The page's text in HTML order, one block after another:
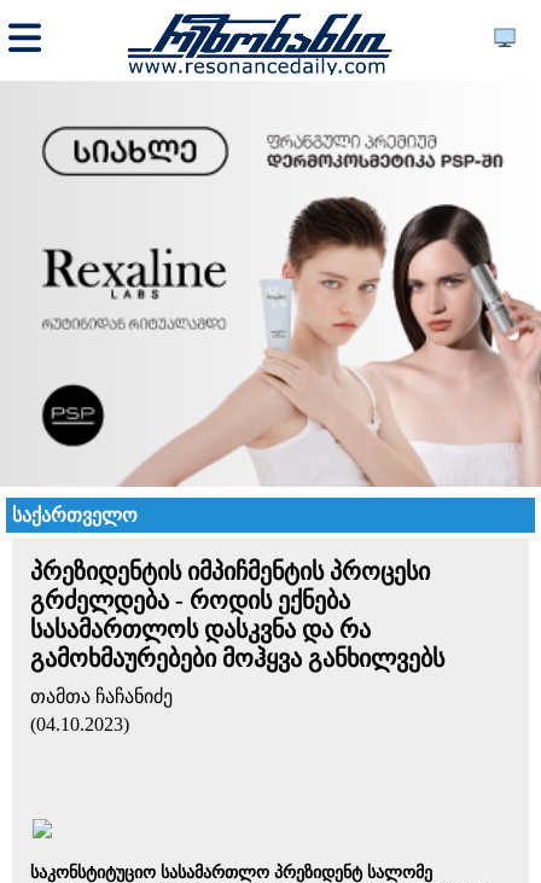
საქართველო
პრეზიდენტის იმპიჩმენტის პროცესი
გრძელდება - როდის ექნება
სასამართლოს დასკვნა და რა
გამოხმაურებები მოჰყვა განხილვებს
თამთა ჩაჩანიძე
(04.10.2023)
საკონსტიტუციო სასამართლო პრეზიდენტ სალომე